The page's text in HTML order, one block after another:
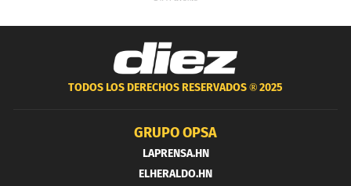
TODOS LOS DERECHOS RESERVADOS ®2025
GRUPO OPSA
LAPRENSA.HN
ELHERALDO.HN